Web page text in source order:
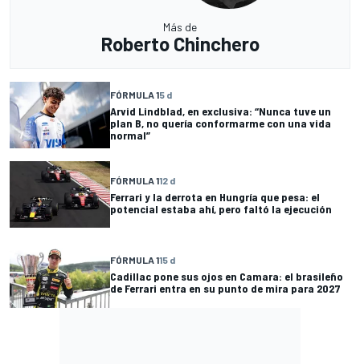
Más de
Roberto Chinchero
FÓRMULA 15 d
Arvid Lindblad, en exclusiva: “Nunca tuve un
plan B, no quería conformarme con una vida
normal”
FÓRMULA 112 d
Ferrari y la derrota en Hungría que pesa: el
potencial estaba ahí, pero faltó la ejecución
FÓRMULA 115 d
Cadillac pone sus ojos en Camara: el brasileño
de Ferrari entra en su punto de mira para 2027